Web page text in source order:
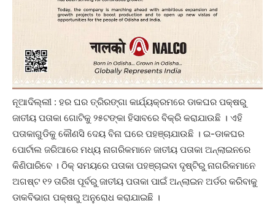
ନୂଆଦିଲ୍ଲୀ : ହର ଘର ତ୍ରିରଙ୍ଗା କାର୍ଯ୍ୟକ୍ରମରେ ଡାକଘର ପକ୍ଷରୁ
ଜାତୀୟ ପତାକା ଗୋଟିକୁ ୨୫ଟଙ୍କା ହିସାବରେ ବିକ୍ରି କରାଯାଉଛି । ଏହି
ପତାକାଗୁଡିକୁ କୌଣସି ଦେୟ ବିନା ଘରେ ପହଞ୍ଚାଯାଉଛି । ଇ-ଡାକଘର
ପୋର୍ଟାଲ ଜରିଆରେ ମଧ୍ୟ ନାଗରିକମାନେ ଜାତୀୟ ପତାକା ଅନ୍‌ଲାଇନରେ
କିଣିପାରିବେ । ଠିକ୍ ସମୟରେ ପତାକା ପହଞ୍ଚାଇବା ଦୃଷ୍ଟିରୁ ନାଗରିକମାନେ
ଅଗଷ୍ଟ ୧୨ ତାରିଖ ପୂର୍ବରୁ ଜାତୀୟ ପତାକା ପାଇଁ ଅନ୍‌ଲାଇନ ଅର୍ଡର କରିବାକୁ
ଡାକବିଭାଗ ପକ୍ଷରୁ ଅନୁରୋଧ କରାଯାଇଛି ।